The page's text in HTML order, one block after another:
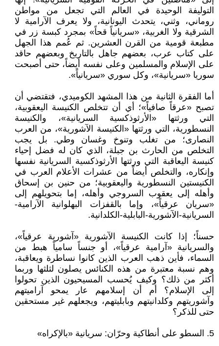
التوليفة الوحيدة في العالم التي تجعل من مواطن
روماني، وثني، يتحدث اليونانية، ولا يعرف الآرامية لا
الشرقية ولا الغربية، «سريانياً قحاً» بمجرد كبسة زر في
مطبعة قومية من القرن العشرين. ثم عُمم هذا الجهل
على كتاب عرب، بعضهم جاهل بالتاريخ وبعضهم حاقد
على الإسلام والمسلمين وعلى نفسه أيضاً، حتى أصبحت
سوريا «سريانية»، وكل سوري «سريانياً».
أما الفقرة الثانية من هذا المشهد الكوميدي، فتقتضي أن
تصبح «عرقاً صافياً»؛ أي أن تتخلص الكنيسة اليعقوبية،
التي ورثتها «الأرثوذكسية السريانية»، والكنيسة
النسطورية، التي ورثتها «الكنيسة الآشورية»، من العرب
النصارى؛ من تغلب وتنوخ وغسان وطي. بل يجب
التخلص من الحارث بن جبلة، الذي كان له فضل إحياء
كنيسة اليعاقبة التي ورثتها الأرثوذكسية السريانية نفسها
وإنكاره، والتخلص أيضاً من عشرات الأعلام العرب في
الكنيستين النسطورية واليعقوبية؛ من حنين بن إسحاق
وأهله إلى يعقوب السروجي وأهله، إما بتحويلهم إلى
«سريان عرقياً»، وإما بالقفزات البهلوانية الآرامية-
السريانية-الآشورية-البابلية-الكلدانية.
حسناً؛ إذا كانت الكنيسة الآشورية «آشورية عرقياً»،
والسريانية «آرامية عرقياً»، أو جنساً سامياً هبط من
السماء، فأين ذهب العرب الذين كانوا نساطرة ويعاقبة،
وهم نسبة معتبرة من هذه الكنائس يصلون لثلثها وربما
أكثر من ذلك؟ وكيف يُحسب المسيحيون الذين تحولوا
إلى الإسلام؟ أم أن إسلامهم عار يمحو آراميتهم
وآشوريتهم وكلدانيتهم وبابليتهم، ويجعلهم غير مستحقين
حتى للذكر؟
5. السطو على أنطاكية وحرّان: سريانية «بالإكراه»